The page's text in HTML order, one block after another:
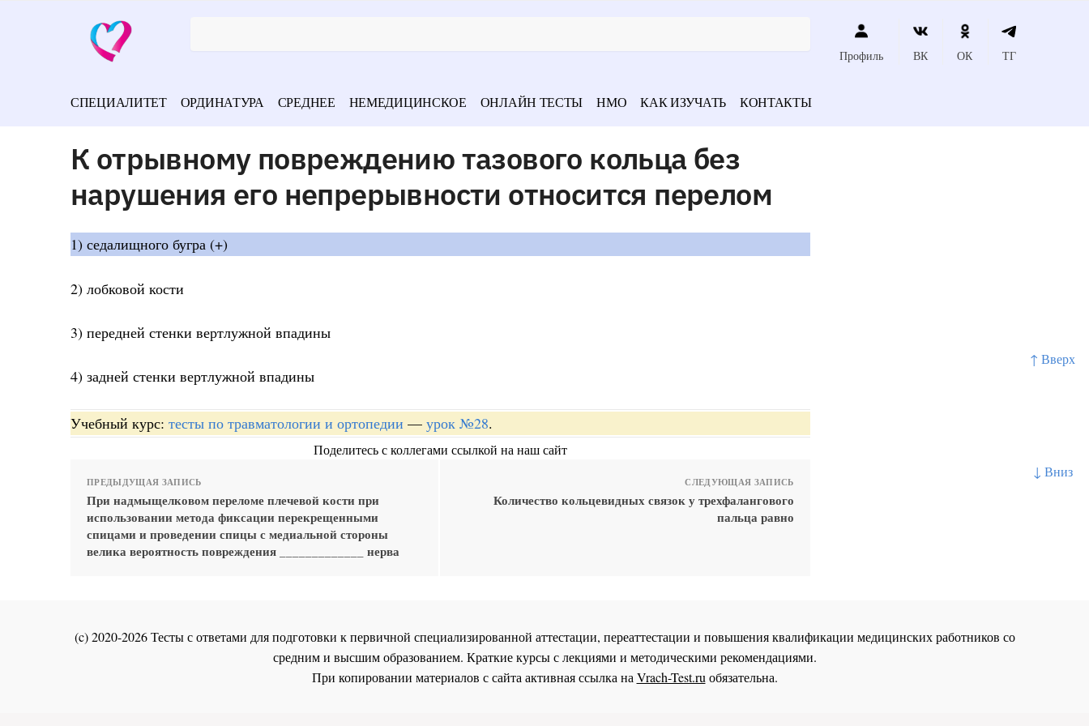
↑ Вверх
↓ Вниз
Профиль ВК ОК ТГ
СПЕЦИАЛИТЕТ ОРДИНАТУРА СРЕДНЕЕ НЕМЕДИЦИНСКОЕ ОНЛАЙН ТЕСТЫ НМО КАК ИЗУЧАТЬ КОНТАКТЫ
К отрывному повреждению тазового кольца без
нарушения его непрерывности относится перелом
1) седалищного бугра (+)
2) лобковой кости
3) передней стенки вертлужной впадины
4) задней стенки вертлужной впадины
Учебный курс: тесты по травматологии и ортопедии — урок №28.
Поделитесь с коллегами ссылкой на наш сайт
ПРЕДЫДУЩАЯ ЗАПИСЬ
При надмыщелковом переломе плечевой кости при
использовании метода фиксации перекрещенными
спицами и проведении спицы с медиальной стороны
велика вероятность повреждения _____________ нерва
СЛЕДУЮЩАЯ ЗАПИСЬ
Количество кольцевидных связок у трехфалангового
пальца равно
(c) 2020-2026 Тесты с ответами для подготовки к первичной специализированной аттестации, переаттестации и повышения квалификации медицинских работников со
средним и высшим образованием. Краткие курсы с лекциями и методическими рекомендациями.
При копировании материалов с сайта активная ссылка на Vrach-Test.ru обязательна.